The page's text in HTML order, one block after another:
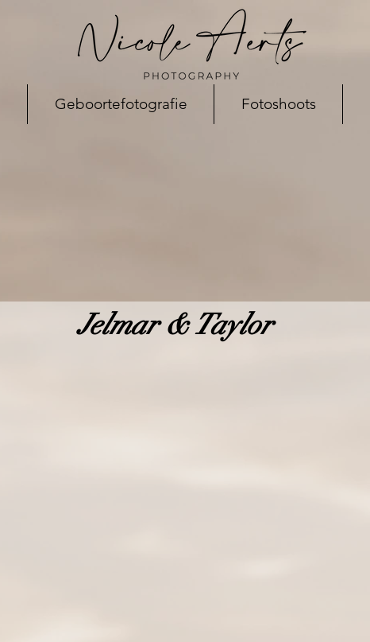
Geboortefotografie Fotoshoots
Jelmar & Taylor